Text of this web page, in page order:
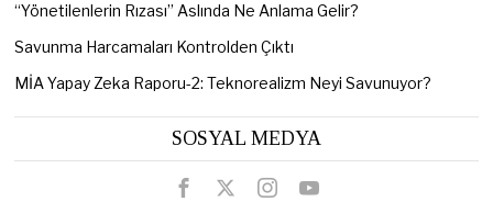
“Yönetilenlerin Rızası” Aslında Ne Anlama Gelir?
Savunma Harcamaları Kontrolden Çıktı
MİA Yapay Zeka Raporu-2: Teknorealizm Neyi Savunuyor?
SOSYAL MEDYA